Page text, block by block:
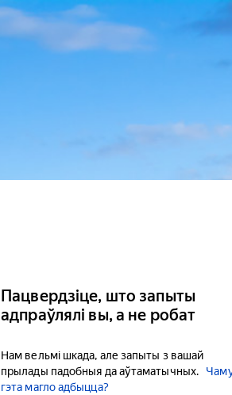
Пацвердзіце, што запыты
адпраўлялі вы, а не робат
Нам вельмі шкада, але запыты з вашай
прылады падобныя да аўтаматычных.
гэта магло адбыцца?